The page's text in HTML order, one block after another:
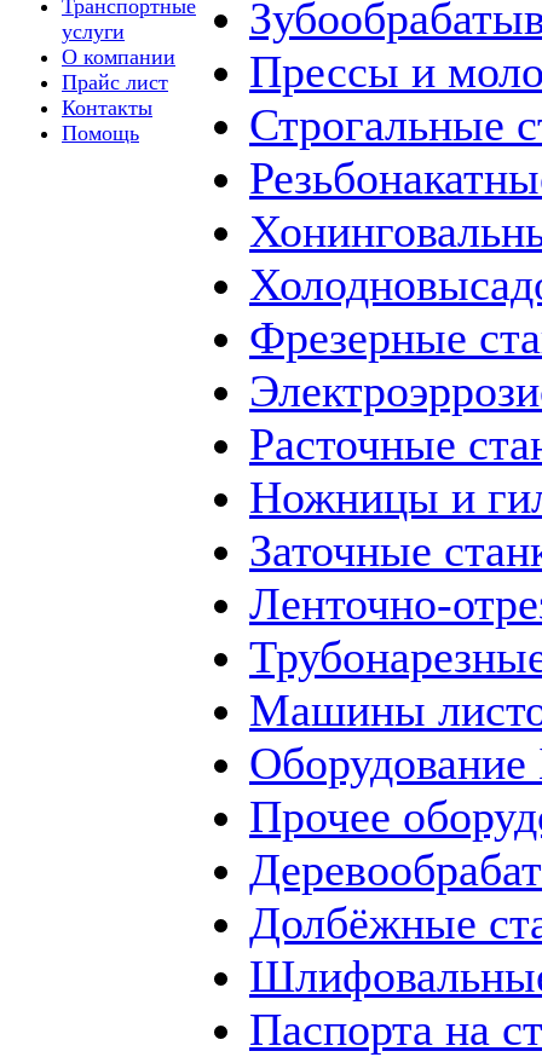
Транспортные
услуги
О компании
Прайс лист
Контакты
Помощь
Прессы и
Строгальные
Фрезерные
Расточные
Ножницы и
Заточные
Ленточно-
Машины
Прочее
Долбёжные
Паспорта на